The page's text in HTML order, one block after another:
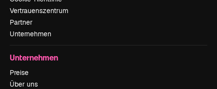
Vertrauenszentrum
Partner
Unternehmen
Unternehmen
Preise
Über uns